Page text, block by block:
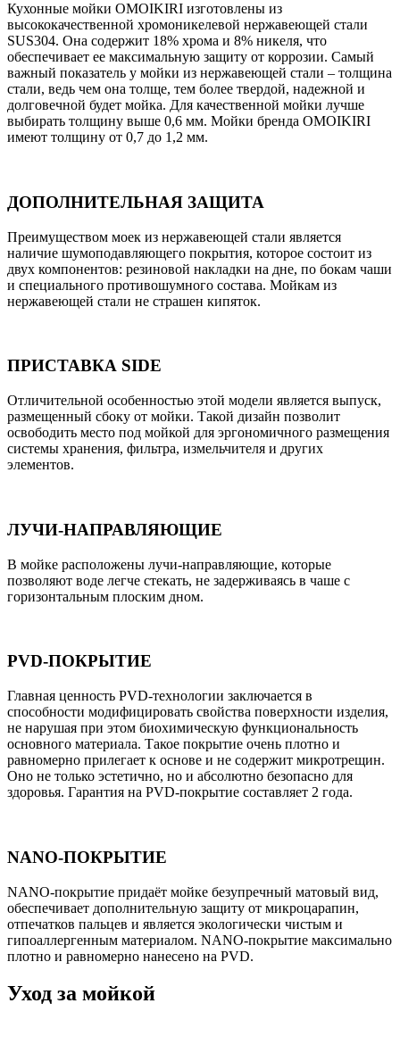
Кухонные мойки OMOIKIRI изготовлены из
высококачественной хромоникелевой нержавеющей стали
SUS304. Она содержит 18% хрома и 8% никеля, что
обеспечивает ее максимальную защиту от коррозии. Самый
важный показатель у мойки из нержавеющей стали – толщина
стали, ведь чем она толще, тем более твердой, надежной и
долговечной будет мойка. Для качественной мойки лучше
выбирать толщину выше 0,6 мм. Мойки бренда OMOIKIRI
имеют толщину от 0,7 до 1,2 мм.
ДОПОЛНИТЕЛЬНАЯ ЗАЩИТА
Преимуществом моек из нержавеющей стали является
наличие шумоподавляющего покрытия, которое состоит из
двух компонентов: резиновой накладки на дне, по бокам чаши
и специального противошумного состава. Мойкам из
нержавеющей стали не страшен кипяток.
ПРИСТАВКА SIDE
Отличительной особенностью этой модели является выпуск,
размещенный сбоку от мойки. Такой дизайн позволит
освободить место под мойкой для эргономичного размещения
системы хранения, фильтра, измельчителя и других
элементов.
ЛУЧИ-НАПРАВЛЯЮЩИЕ
В мойке расположены лучи-направляющие, которые
позволяют воде легче стекать, не задерживаясь в чаше с
горизонтальным плоским дном.
PVD-ПОКРЫТИЕ
Главная ценность PVD-технологии заключается в
способности модифицировать свойства поверхности изделия,
не нарушая при этом биохимическую функциональность
основного материала. Такое покрытие очень плотно и
равномерно прилегает к основе и не содержит микротрещин.
Оно не только эстетично, но и абсолютно безопасно для
здоровья. Гарантия на PVD-покрытие составляет 2 года.
NANO-ПОКРЫТИЕ
NANO-покрытие придаёт мойке безупречный матовый вид,
обеспечивает дополнительную защиту от микроцарапин,
отпечатков пальцев и является экологически чистым и
гипоаллергенным материалом. NANO-покрытие максимально
плотно и равномерно нанесено на PVD.
Уход за мойкой